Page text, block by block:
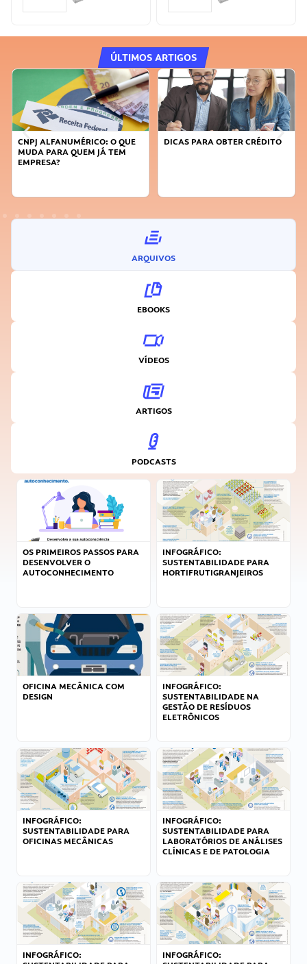
ÚLTIMOS ARTIGOS
ALFANUMÉRICO: O QUE
PARA QUEM JÁ TEM
DICAS PARA OBTER CRÉDITO
ARQUIVOS
EBOOKS
VÍDEOS
ARTIGOS
PODCASTS
OS PRIMEIROS PASSOS PARA
DESENVOLVER O
AUTOCONHECIMENTO
INFOGRÁFICO:
SUSTENTABILIDADE PARA
HORTIFRUTIGRANJEIROS
OFICINA MECÂNICA COM
DESIGN
INFOGRÁFICO:
SUSTENTABILIDADE NA
GESTÃO DE RESÍDUOS
ELETRÔNICOS
INFOGRÁFICO:
SUSTENTABILIDADE PARA
OFICINAS MECÂNICAS
INFOGRÁFICO:
SUSTENTABILIDADE PARA
LABORATÓRIOS DE ANÁLISES
CLÍNICAS E DE PATOLOGIA
INFOGRÁFICO:
INFOGRÁFICO: